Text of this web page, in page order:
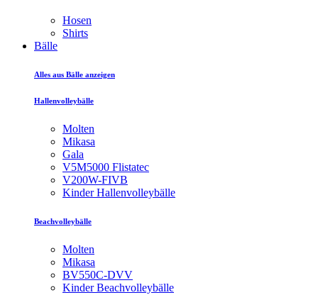
Hosen
Shirts
Bälle
Alles aus Bälle anzeigen
Hallenvolleybälle
Molten
Mikasa
Gala
V5M5000 Flistatec
V200W-FIVB
Kinder Hallenvolleybälle
Beachvolleybälle
Molten
Mikasa
BV550C-DVV
Kinder Beachvolleybälle